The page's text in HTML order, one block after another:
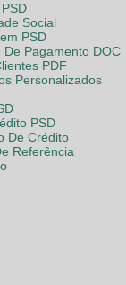
Social
PSD
Pagamento DOC
PDF
Personalizados
PSD
De Crédito
Referência